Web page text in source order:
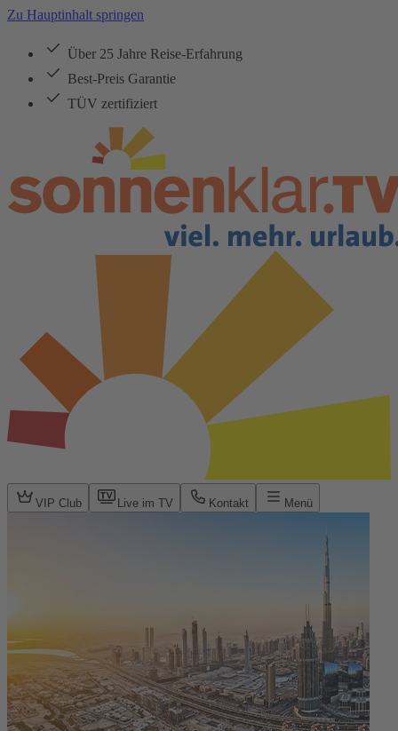
Zu Hauptinhalt springen
Über 25 Jahre Reise-Erfahrung
Best-Preis Garantie
TÜV zertifiziert
VIP Club Live im TV Kontakt Menü